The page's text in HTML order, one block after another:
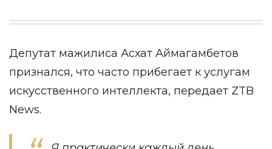
Депутат мажилиса Асхат Аймагамбетов
признался, что часто прибегает к услугам
искусственного интеллекта, передает ZTB
News.